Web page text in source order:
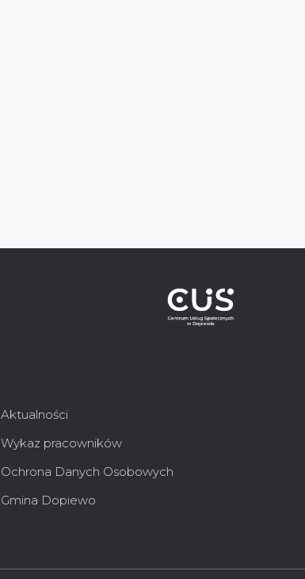
Aktualności
Wykaz pracowników
Ochrona Danych Osobowych
Gmina Dopiewo